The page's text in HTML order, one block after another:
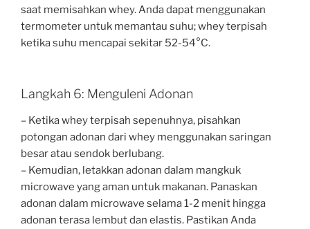
saat memisahkan whey. Anda dapat menggunakan
termometer untuk memantau suhu; whey terpisah
ketika suhu mencapai sekitar 52-54°C.
Langkah 6: Menguleni Adonan
– Ketika whey terpisah sepenuhnya, pisahkan
potongan adonan dari whey menggunakan saringan
besar atau sendok berlubang.
– Kemudian, letakkan adonan dalam mangkuk
microwave yang aman untuk makanan. Panaskan
adonan dalam microwave selama 1-2 menit hingga
adonan terasa lembut dan elastis. Pastikan Anda